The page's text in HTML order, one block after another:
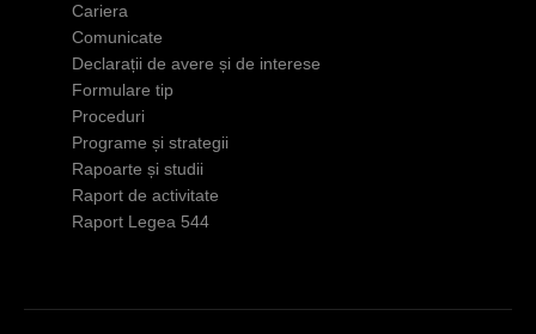
Cariera
Comunicate
Declarații de avere și de interese
Formulare tip
Proceduri
Programe și strategii
Rapoarte și studii
Raport de activitate
Raport Legea 544